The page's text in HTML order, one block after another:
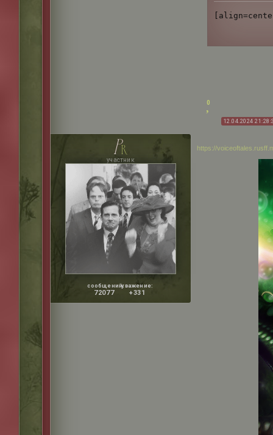
0
12.04.2024
pr
участник
сообщений:
72077
уважение:
+331
https://